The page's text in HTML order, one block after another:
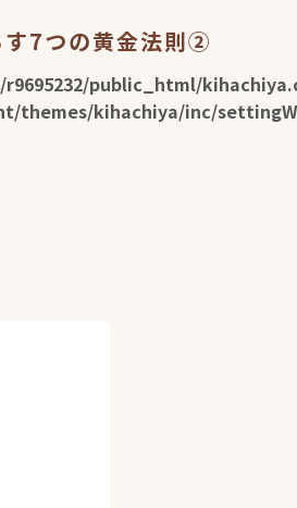
す7つの黄金法則②
r9695232/public_html/
themes/kihachiya/inc/